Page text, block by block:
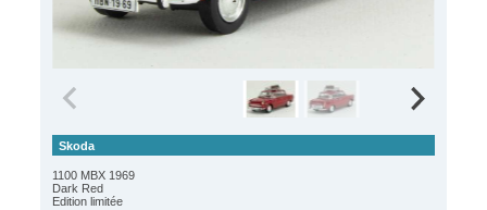
Skoda
1100 MBX 1969
Dark Red
Edition limitée